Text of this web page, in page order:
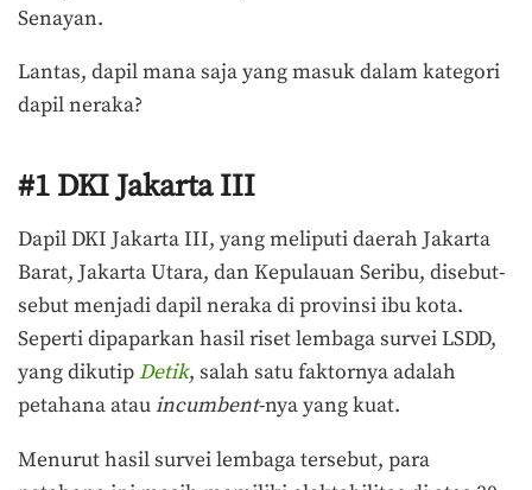
Senayan.
Lantas, dapil mana saja yang masuk dalam kategori
dapil neraka?
#1 DKI Jakarta III
Dapil DKI Jakarta III, yang meliputi daerah Jakarta
Barat, Jakarta Utara, dan Kepulauan Seribu, disebut-
sebut menjadi dapil neraka di provinsi ibu kota.
Seperti dipaparkan hasil riset lembaga survei LSDD,
yang dikutip Detik, salah satu faktornya adalah
petahana atauincumbent-nya yang kuat.
Menurut hasil survei lembaga tersebut, para